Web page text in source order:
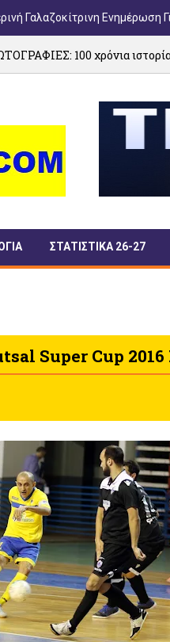
Γαλαζοκίτρινη Ενημέρωση
ιστορίας σε μία
ΣΤΑΤΙΣΤΙΚΑ 26-27
Super Cup 2016